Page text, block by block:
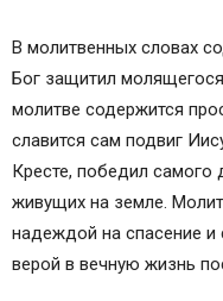
В молитвенных словах
Бог защитил
молитве содержится
славится сам подвиг
Кресте, победил самого
живущих на земле.
надеждой на спасение и
верой в вечную жизнь